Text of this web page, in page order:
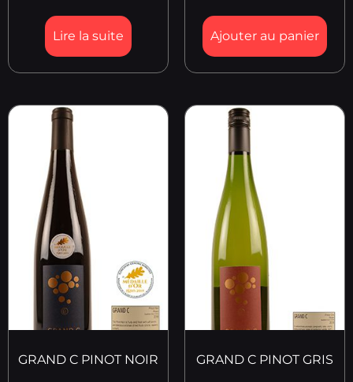
Lire la suite Ajouter au panier
GRAND C PINOT NOIR GRAND C PINOT GRIS